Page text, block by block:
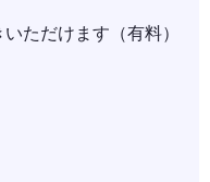
ただけます（有料）